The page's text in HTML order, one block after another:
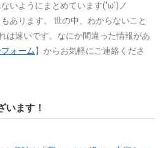
いようにまとめています('ω')ノ
あります。
世の中、わからないこと
は速いです。なにか間違った情報があ
ォーム】からお気軽にご連絡くださ
います！